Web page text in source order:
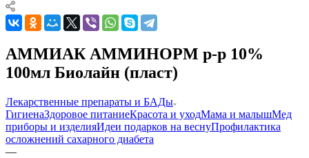
АММИАК АММИНОРМ р-р 10%
100мл Биолайн (пласт)
Лекарственные препараты и БАДы
ГигиенаЗдоровое питаниеКрасота и уходМама и малышМед
приборы и изделияИдеи подарков на веснуПрофилактика
осложнений сахарного диабета
—